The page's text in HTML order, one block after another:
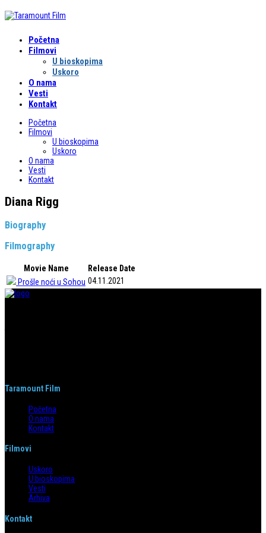
Početna
Filmovi
U bioskopima
Uskoro
O nama
Vesti
Kontakt
Početna
Filmovi
U bioskopima
Uskoro
O nama
Vesti
Kontakt
Diana Rigg
Biography
Filmography
Movie Name
Release Date
Prošle noći u Sohou 04.11.2021
Taramount Film
Početna
O nama
Kontakt
Filmovi
Uskoro
U bioskopima
Vesti
Arhiva
Kontakt